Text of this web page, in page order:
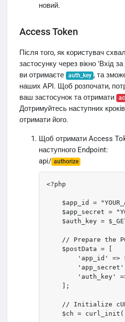
новий.
Access Token
Після того, як користувач
застосунку через вікно 'Вхід
ви отримаєте
auth_key , та
наших API. Щоб розпочати,
ваш застосунок та отримати
Дотримуйтесь наступних
отримати його.
Щоб отримати Access
наступного Endpoint:
api/ authorize
<?php
$app_id =
$app_secret =
$auth_key =
// Prepare the
    $postData = [
'app_id' =>
'auth_key'
    ];
// Initialize
$ch =